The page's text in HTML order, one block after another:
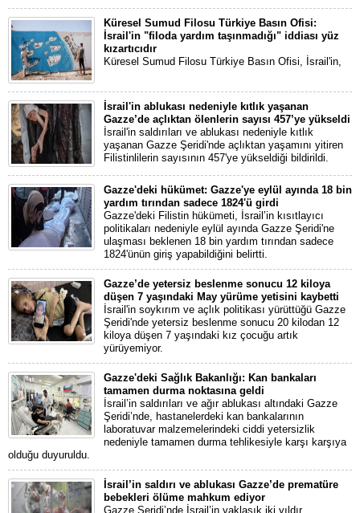
Küresel Sumud Filosu Türkiye Basın Ofisi:
İsrail'in "filoda yardım taşınmadığı" iddiası yüz
kızartıcıdır
Küresel Sumud Filosu Türkiye Basın Ofisi, İsrail'in,
İsrail'in ablukası nedeniyle kıtlık yaşanan
Gazze’de açlıktan ölenlerin sayısı 457’ye yükseldi
İsrail'in saldırıları ve ablukası nedeniyle kıtlık
yaşanan Gazze Şeridi'nde açlıktan yaşamını yitiren
Filistinlilerin sayısının 457'ye yükseldiği bildirildi.
Gazze'deki hükümet: Gazze'ye eylül ayında 18 bin
yardım tırından sadece 1824'ü girdi
Gazze'deki Filistin hükümeti, İsrail’in kısıtlayıcı
politikaları nedeniyle eylül ayında Gazze Şeridi'ne
ulaşması beklenen 18 bin yardım tırından sadece
1824'ünün giriş yapabildiğini belirtti.
Gazze’de yetersiz beslenme sonucu 12 kiloya
düşen 7 yaşındaki May yürüme yetisini kaybetti
İsrail'in soykırım ve açlık politikası yürüttüğü Gazze
Şeridi'nde yetersiz beslenme sonucu 20 kilodan 12
kiloya düşen 7 yaşındaki kız çocuğu artık
yürüyemiyor.
Gazze'deki Sağlık Bakanlığı: Kan bankaları
tamamen durma noktasına geldi
İsrail’in saldırıları ve ağır ablukası altındaki Gazze
Şeridi’nde, hastanelerdeki kan bankalarının
laboratuvar malzemelerindeki ciddi yetersizlik
nedeniyle tamamen durma tehlikesiyle karşı karşıya
olduğu duyuruldu.
İsrail’in saldırı ve ablukası Gazze’de prematüre
bebekleri ölüme mahkum ediyor
Gazze Şeridi’nde İsrail’in yaklaşık iki yıldır